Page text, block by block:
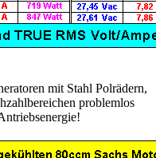
mit Stahl Polrädern,
problemlos